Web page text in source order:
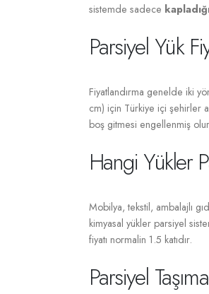
sistemde sadece
Parsiyel Yük
Fiyatlandırma genelde iki
cm) için Türkiye içi şehirler
boş gitmesi engellenmiş
Hangi Yükler
Mobilya, tekstil, ambalajlı
kimyasal yükler parsiyel
fiyatı normalin 1.5 katıdır.
Parsiyel